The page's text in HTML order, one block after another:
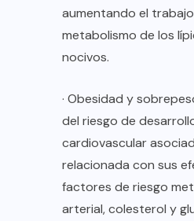
aumentando el
metabolismo de los
nocivos.
· Obesidad y
del riesgo de
cardiovascular
relacionada con sus
factores de riesgo
arterial, colesterol y